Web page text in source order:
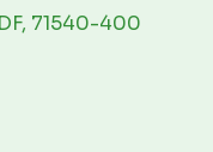
71540-400